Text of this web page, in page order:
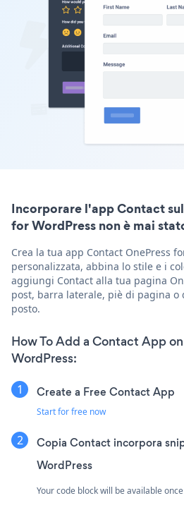
Incorporare l'app Contact
for WordPress non è mai
Crea la tua app Contact OnePress
personalizzata, abbina lo stile e i
aggiungi Contact alla tua pagina
post, barra laterale, piè di pagina o
posto.
How To Add a Contact App
WordPress:
Create a Free Contact App
Start for free now
Copia Contact incorpora
WordPress
Your code block will be available